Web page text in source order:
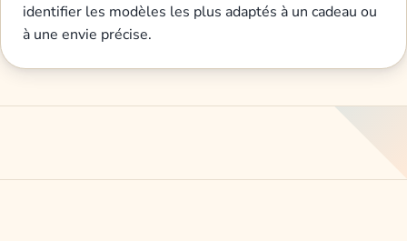
identifier les modèles les plus adaptés à un cadeau ou
à une envie précise.